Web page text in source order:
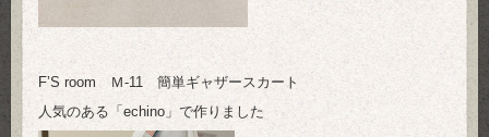
F’S room Ｍ-11 簡単ギャザースカート
人気のある「echino」で作りました